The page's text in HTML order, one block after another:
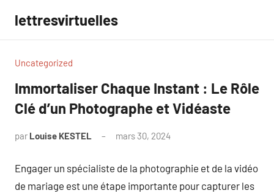
contenu
lettresvirtuelles
Uncategorized
Immortaliser Chaque Instant : Le Rôle
Clé d’un Photographe et Vidéaste
par Louise KESTEL mars 30, 2024
Engager un spécialiste de la photographie et de la vidéo
de mariage est une étape importante pour capturer les